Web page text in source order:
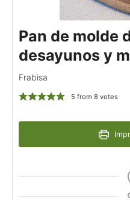
Pan de molde
desayunos y
Frabisa
5 from 8 votes